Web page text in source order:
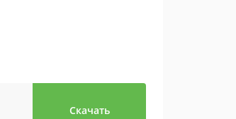
Скачать